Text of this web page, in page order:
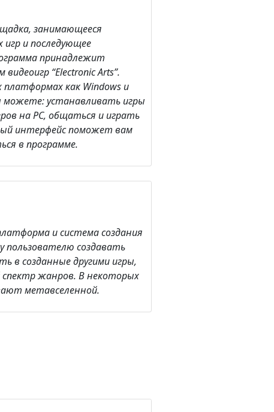
занимающееся
и последующее
принадлежит
“Electronic Arts”.
как Windows и
устанавливать игры
на PC, общаться и играть
интерфейс поможет вам
в программе.
и система создания
пользователю создавать
в созданные другими игры,
жанров. В некоторых
метавселенной.